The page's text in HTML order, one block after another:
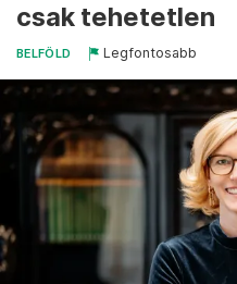
csak tehetetlen
BELFÖLD Legfontosabb